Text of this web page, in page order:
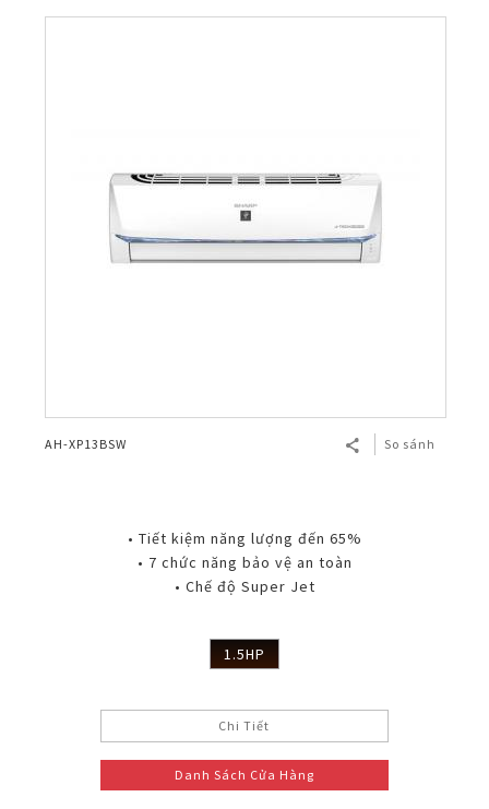
AH-XP13BSW So sánh
• Tiết kiệm năng lượng đến 65%
• 7 chức năng bảo vệ an toàn
• Chế độ Super Jet
1.5HP
Chi Tiết
Danh Sách Cửa Hàng